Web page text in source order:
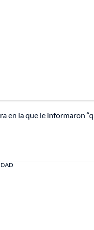
en la que le informaron